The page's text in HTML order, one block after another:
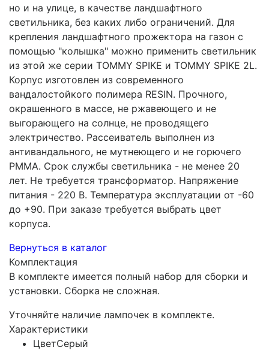
но и на улице, в качестве ландшафтного
светильника, без каких либо ограничений. Для
крепления ландшафтного прожектора на газон с
помощью "колышка" можно применить светильник
из этой же серии TOMMY SPIKE и TOMMY SPIKE 2L.
Корпус изготовлен из современного
вандалостойкого полимера RESIN. Прочного,
окрашенного в массе, не ржавеющего и не
выгорающего на солнце, не проводящего
электричество. Рассеиватель выполнен из
антивандального, не мутнеющего и не горючего
PMMA. Срок службы светильника - не менее 20
лет. Не требуется трансформатор. Напряжение
питания - 220 В. Температура эксплуатации от -60
до +90. При заказе требуется выбрать цвет
корпуса.
Вернуться в каталог
Комплектация
В комплекте имеется полный набор для сборки и
установки. Сборка не сложная.
Уточняйте наличие лампочек в комплекте.
Характеристики
ЦветСерый